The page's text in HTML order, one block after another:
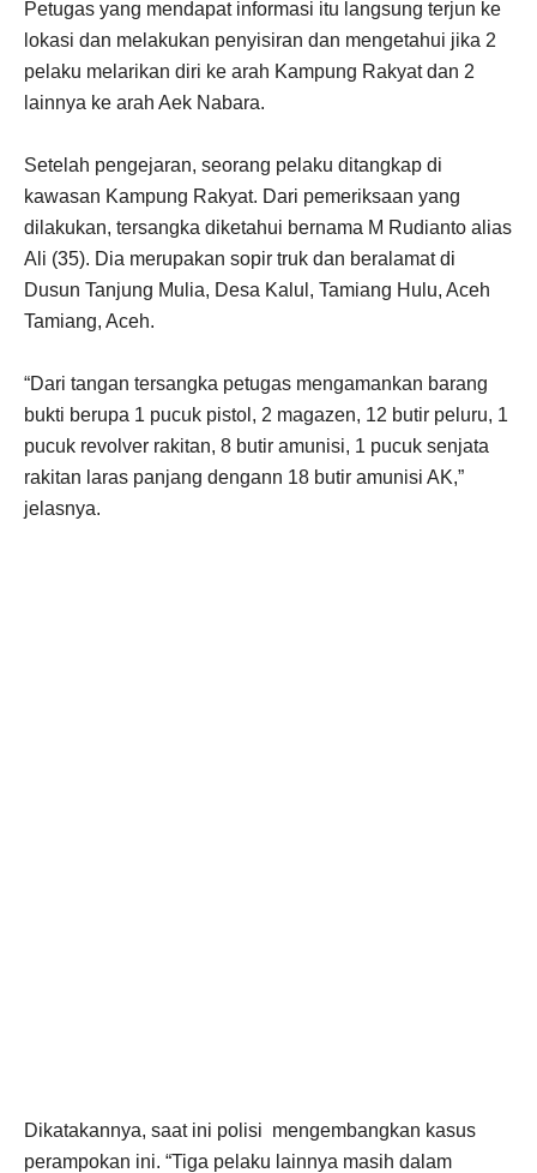
Petugas yang mendapat informasi itu langsung terjun ke
lokasi dan melakukan penyisiran dan mengetahui jika 2
pelaku melarikan diri ke arah Kampung Rakyat dan 2
lainnya ke arah Aek Nabara.
Setelah pengejaran, seorang pelaku ditangkap di
kawasan Kampung Rakyat. Dari pemeriksaan yang
dilakukan, tersangka diketahui bernama M Rudianto alias
Ali (35). Dia merupakan sopir truk dan beralamat di
Dusun Tanjung Mulia, Desa Kalul, Tamiang Hulu, Aceh
Tamiang, Aceh.
“Dari tangan tersangka petugas mengamankan barang
bukti berupa 1 pucuk pistol, 2 magazen, 12 butir peluru, 1
pucuk revolver rakitan, 8 butir amunisi, 1 pucuk senjata
rakitan laras panjang dengann 18 butir amunisi AK,”
jelasnya.
Dikatakannya, saat ini polisi mengembangkan kasus
perampokan ini. “Tiga pelaku lainnya masih dalam